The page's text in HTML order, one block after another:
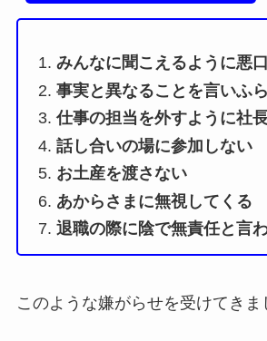
みんなに聞こえるように悪
事実と異なることを言いふ
仕事の担当を外すように社
話し合いの場に参加しない
お土産を渡さない
あからさまに無視してくる
退職の際に陰で無責任と言
このような嫌がらせを受けてきま